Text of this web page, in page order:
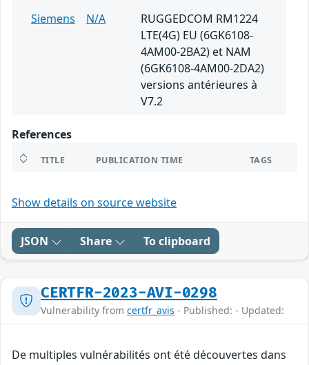
Siemens
N/A
RUGGEDCOM RM1224
LTE(4G) EU (6GK6108-
4AM00-2BA2) et NAM
(6GK6108-4AM00-2DA2)
versions antérieures à
V7.2
References
TITLE PUBLICATION TIME TAGS
Show details on source website
JSON Share To clipboard
CERTFR-2023-AVI-0298
Vulnerability from certfr_avis - Published: - Updated:
De multiples vulnérabilités ont été découvertes dans